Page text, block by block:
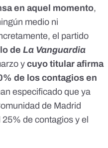
en aquel momento,
medio ni
el partido
de La Vanguardia
y cuyo titular afirma
de los contagios en
especificado que ya
de Madrid
de contagios y el